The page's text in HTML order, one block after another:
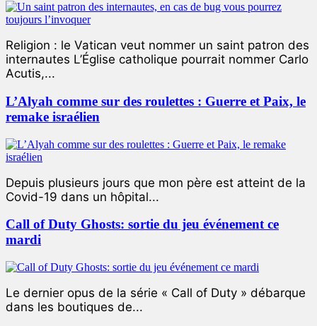
Religion : le Vatican veut nommer un saint patron des
internautes L’Église catholique pourrait nommer Carlo
Acutis,...
L’Alyah comme sur des roulettes : Guerre et Paix, le
remake israélien
Depuis plusieurs jours que mon père est atteint de la
Covid-19 dans un hôpital...
Call of Duty Ghosts: sortie du jeu événement ce
mardi
Le dernier opus de la série « Call of Duty » débarque
dans les boutiques de...